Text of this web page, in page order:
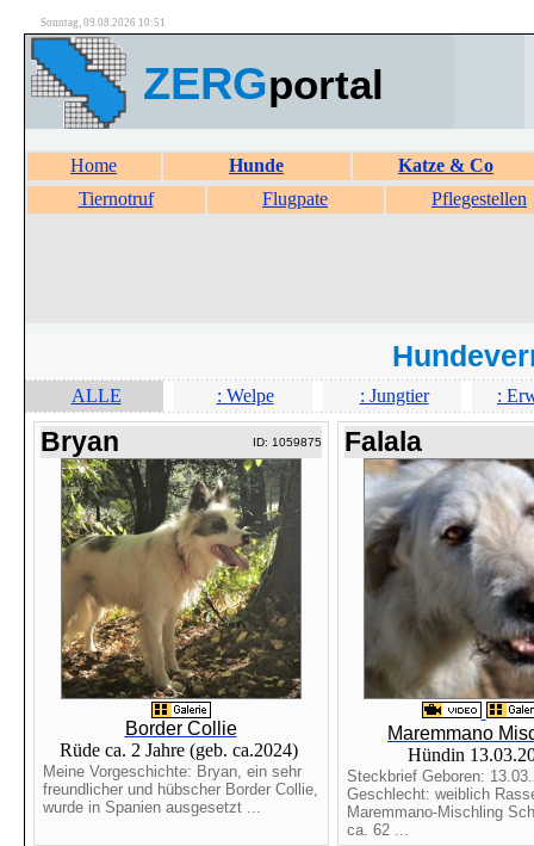
Sonntag, 09.08.2026 10:51
ZERGportal
Home Hunde
Katze & Co
Tiernotruf
Flugpate Pflegestellen
ALLE : Welpe : Jungtier :
Bryan ID: 1059875
Border Collie
Rüde ca. 2 Jahre (geb. ca.2024)
Meine Vorgeschichte: Bryan, ein sehr
freundlicher und hübscher Border Collie,
wurde in Spanien ausgesetzt ...
Falala
Maremmano
Hündin
Steckbrief Geboren:
Geschlecht: weiblich
Maremmano-Mischling
ca. 62 ...